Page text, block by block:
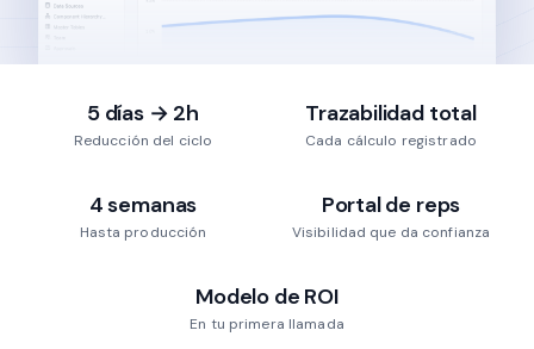
5 días → 2h
Reducción del ciclo
Trazabilidad total
Cada cálculo registrado
4 semanas
Hasta producción
Portal de reps
Visibilidad que da confianza
Modelo de ROI
En tu primera llamada